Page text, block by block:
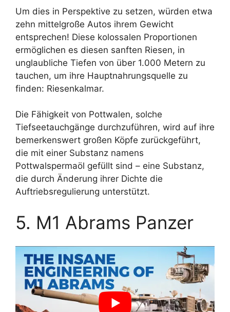
Um dies in Perspektive zu setzen, würden etwa
zehn mittelgroße Autos ihrem Gewicht
entsprechen! Diese kolossalen Proportionen
ermöglichen es diesen sanften Riesen, in
unglaubliche Tiefen von über 1.000 Metern zu
tauchen, um ihre Hauptnahrungsquelle zu
finden: Riesenkalmar.
Die Fähigkeit von Pottwalen, solche
Tiefseetauchgänge durchzuführen, wird auf ihre
bemerkenswert großen Köpfe zurückgeführt,
die mit einer Substanz namens
Pottwalspermaöl gefüllt sind – eine Substanz,
die durch Änderung ihrer Dichte die
Auftriebsregulierung unterstützt.
5. M1 Abrams Panzer